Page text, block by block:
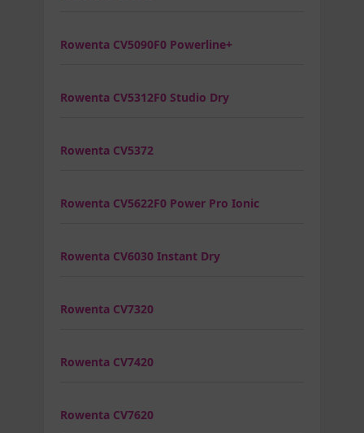
Rowenta CV5090F0 Powerline+
Rowenta CV5312F0 Studio Dry
Rowenta CV5372
Rowenta CV5622F0 Power Pro Ionic
Rowenta CV6030 Instant Dry
Rowenta CV7320
Rowenta CV7420
Rowenta CV7620